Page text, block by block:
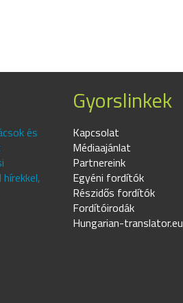
és
Gyorslinkek
Kapcsolat
Médiaajánlat
Partnereink
Egyéni fordítók
Részidős fordítók
Fordítóirodák
Hungarian-translator.eu